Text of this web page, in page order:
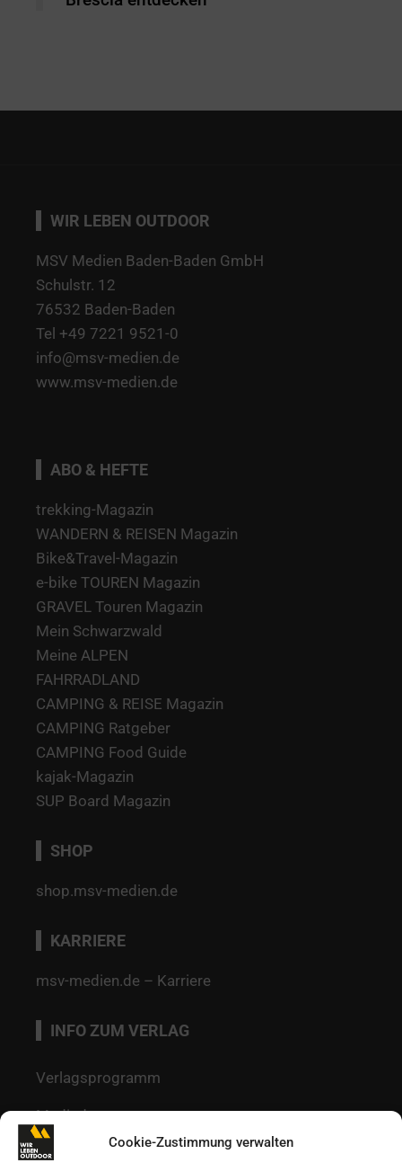
Cookie-Zustimmung verwalten
WIR LEBEN OUTDOOR
MSV Medien Baden-Baden GmbH
Schulstr. 12
76532 Baden-Baden
Tel +49 7221 9521-0
info@msv-medien.de
www.msv-medien.de
ABO & HEFTE
trekking-Magazin
WANDERN & REISEN Magazin
Bike&Travel-Magazin
e-bike TOUREN Magazin
GRAVEL Touren Magazin
Mein Schwarzwald
Meine ALPEN
FAHRRADLAND
CAMPING & REISE Magazin
CAMPING Ratgeber
CAMPING Food Guide
kajak-Magazin
SUP Board Magazin
SHOP
shop.msv-medien.de
KARRIERE
msv-medien.de – Karriere
INFO ZUM VERLAG
Verlagsprogramm
Mediadaten
Redaktion